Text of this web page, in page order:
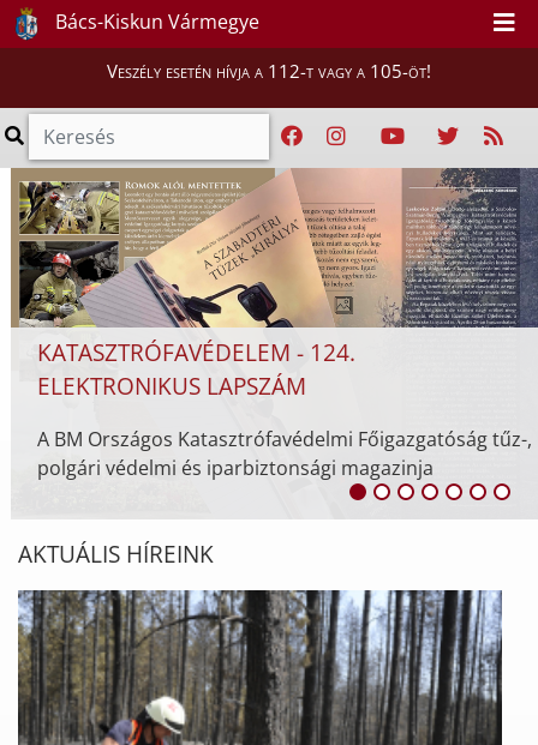
Bács-Kiskun Vármegye
Veszély esetén hívja a 112-t vagy a 105-öt!
tűz-,
HŐSÉGRIASZTÁS
AAz országos tisztifőorvos a HungaroMet
Meteorológiai Szolgáltató Nonprofit Zrt.
alapján harmadfokú hőségriasztást rendel el
egész ...
AKTUÁLIS HÍREINK